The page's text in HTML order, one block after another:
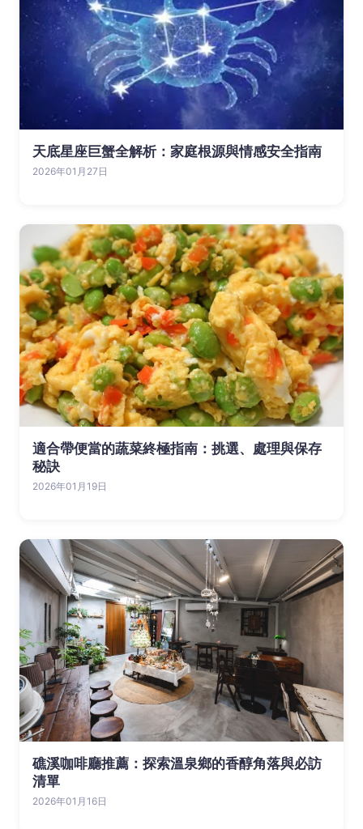
天底星座巨蟹全解析：家庭根源與情感安全指南
2026年01月27日
適合帶便當的蔬菜終極指南：挑選、處理與保存
秘訣
2026年01月19日
礁溪咖啡廳推薦：探索溫泉鄉的香醇角落與必訪
清單
2026年01月16日